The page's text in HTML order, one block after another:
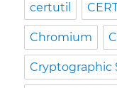
certutil
Chromium
Cryptographic